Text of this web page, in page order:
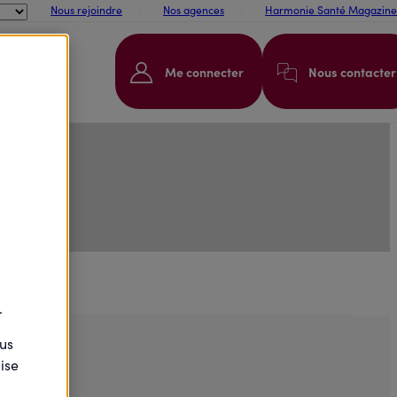
Me connecter Nous contacter
Nous rejoindre Nos agences Harmonie Santé Magazine